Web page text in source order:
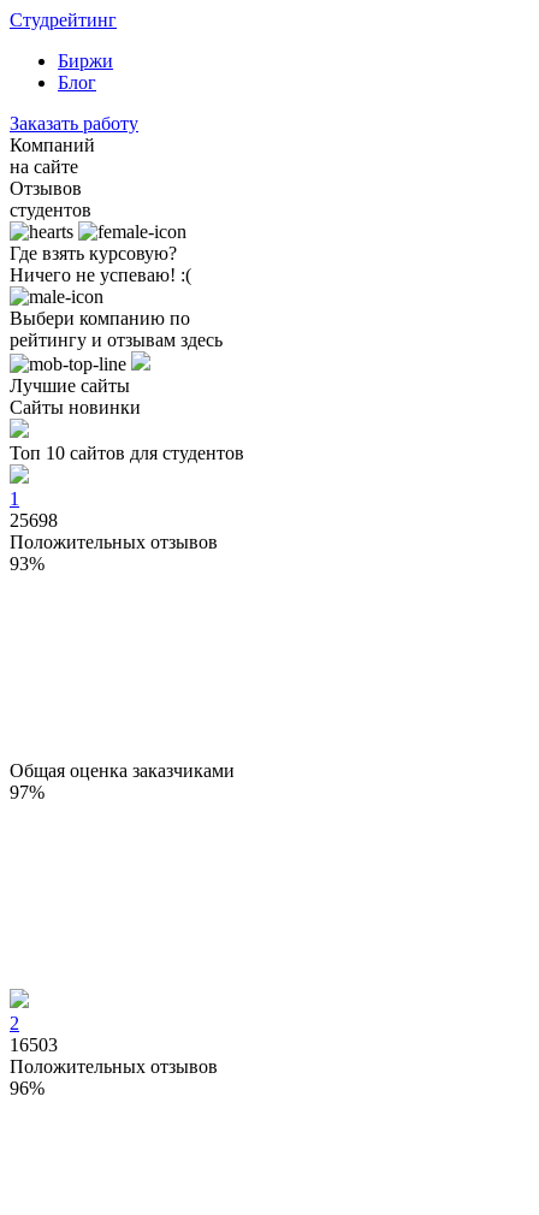
Студрейтинг
Биржи
Блог
Заказать работу
Компаний
на сайте
Отзывов
студентов
Где взять курсовую?
Ничего не успеваю! :(
Выбери компанию по
рейтингу и отзывам здесь
Лучшие сайты
Сайты новинки
Топ 10 сайтов для студентов
1
25698
Положительных отзывов
93%
Общая оценка заказчиками
97%
2
16503
Положительных отзывов
96%